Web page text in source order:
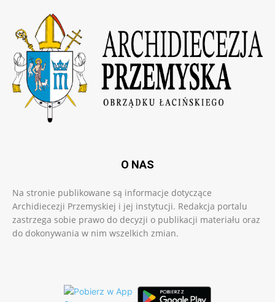
O NAS
Na stronie publikowane są informacje dotyczące
Archidiecezji Przemyskiej i jej instytucji. Redakcja portalu
zastrzega sobie prawo do decyzji o publikacji materiału oraz
do dokonywania w nim wszelkich zmian.